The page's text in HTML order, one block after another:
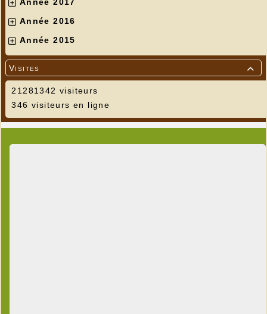
Année 2017
Année 2016
Année 2015

Visites
21281342 visiteurs
346 visiteurs en ligne